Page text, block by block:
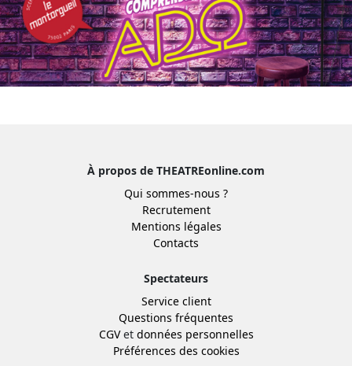
À propos de THEATREonline.com
Qui sommes-nous ?
Recrutement
Mentions légales
Contacts
Spectateurs
Service client
Questions fréquentes
CGVet données personnelles
Préférences des cookies